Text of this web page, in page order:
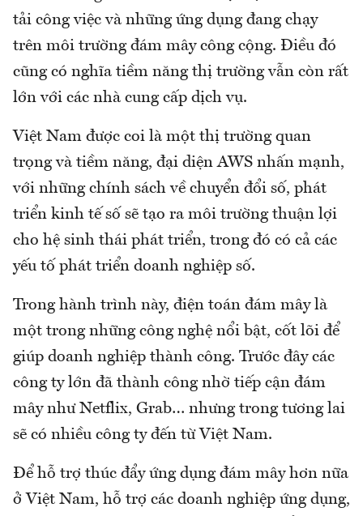
tải công việc và những ứng dụng đang chạy
trên môi trường đám mây công cộng. Điều đó
cũng có nghĩa tiềm năng thị trường vẫn còn rất
lớn với các nhà cung cấp dịch vụ.
Việt Nam được coi là một thị trường quan
trọng và tiềm năng, đại diện AWS nhấn mạnh,
với những chính sách về chuyển đổi số, phát
triển kinh tế số sẽ tạo ra môi trường thuận lợi
cho hệ sinh thái phát triển, trong đó có cả các
yếu tố phát triển doanh nghiệp số.
Trong hành trình này, điện toán đám mây là
một trong những công nghệ nổi bật, cốt lõi để
giúp doanh nghiệp thành công. Trước đây các
công ty lớn đã thành công nhờ tiếp cận đám
mây như Netflix, Grab… nhưng trong tương lai
sẽ có nhiều công ty đến từ Việt Nam.
Để hỗ trợ thúc đẩy ứng dụng đám mây hơn nữa
ở Việt Nam, hỗ trợ các doanh nghiệp ứng dụng,